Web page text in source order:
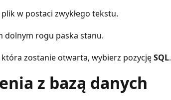
w postaci zwykłego tekstu.
dolnym rogu paska stanu.
która zostanie otwarta, wybierz pozycjęSQL.
z bazą danych